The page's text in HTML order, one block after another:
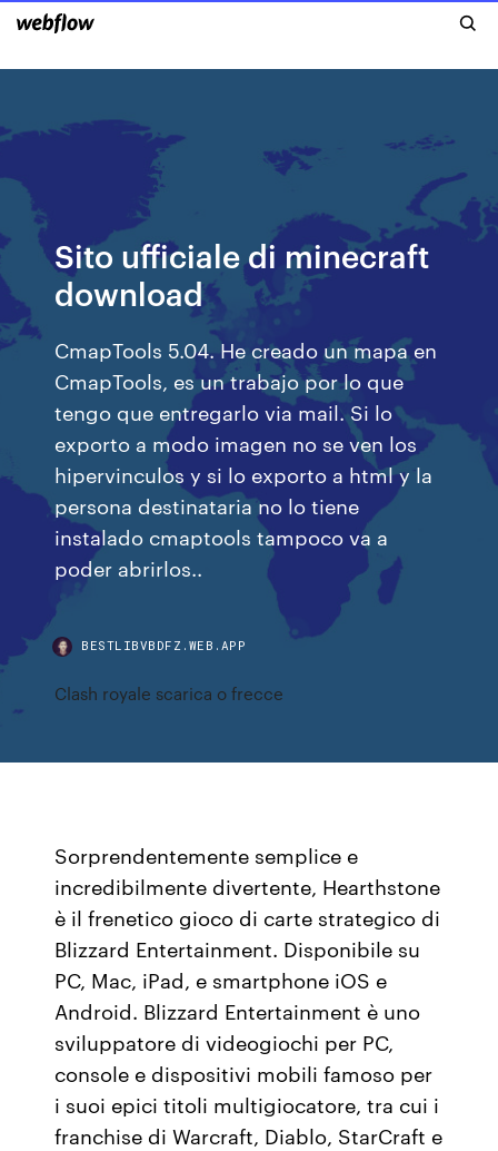
Sito ufficiale di minecraft
download
CmapTools 5.04. He creado un mapa en
CmapTools, es un trabajo por lo que
tengo que entregarlo via mail. Si lo
exporto a modo imagen no se ven los
hipervinculos y si lo exporto a html y la
persona destinataria no lo tiene
instalado cmaptools tampoco va a
poder abrirlos..
BESTLIBVBDFZ.WEB.APP
Clash royale scarica o frecce
Sorprendentemente semplice e
incredibilmente divertente, Hearthstone
è il frenetico gioco di carte strategico di
Blizzard Entertainment. Disponibile su
PC, Mac, iPad, e smartphone iOS e
Android. Blizzard Entertainment è uno
sviluppatore di videogiochi per PC,
console e dispositivi mobili famoso per
i suoi epici titoli multigiocatore, tra cui i
franchise di Warcraft, Diablo, StarCraft e